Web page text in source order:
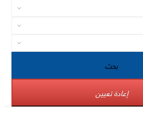
بحث
إعادة تعيين